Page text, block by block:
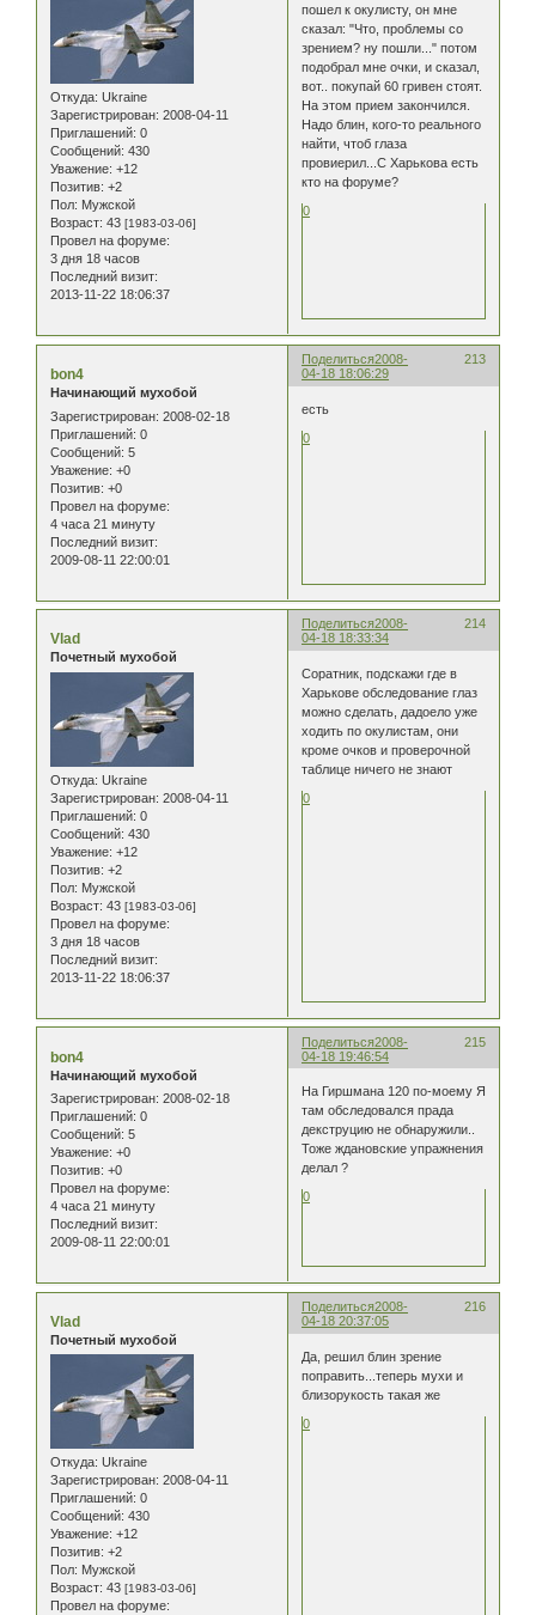
Откуда: Ukraine
Зарегистрирован: 2008-04-11
Приглашений: 0
Сообщений: 430
Уважение: +12
Позитив: +2
Пол: Мужской
Возраст: 43 [1983-03-06]
Провел на форуме:
3 дня 18 часов
Последний визит:
2013-11-22 18:06:37
пошел к окулисту, он мне
сказал: "Что, проблемы со
зрением? ну пошли..." потом
подобрал мне очки, и сказал,
вот.. покупай 60 гривен стоят.
На этом прием закончился.
Надо блин, кого-то реального
найти, чтоб глаза
провиерил...С Харькова есть
кто на форуме?
0
Поделиться 213
2008-
04-18 18:06:29
bon4
Начинающий мухобой
Зарегистрирован: 2008-02-18
Приглашений: 0
Сообщений: 5
Уважение: +0
Позитив: +0
Провел на форуме:
4 часа 21 минуту
Последний визит:
2009-08-11 22:00:01
есть
0
Поделиться 214
2008-
04-18 18:33:34
Vlad
Почетный мухобой
Откуда: Ukraine
Зарегистрирован: 2008-04-11
Приглашений: 0
Сообщений: 430
Уважение: +12
Позитив: +2
Пол: Мужской
Возраст: 43 [1983-03-06]
Провел на форуме:
3 дня 18 часов
Последний визит:
2013-11-22 18:06:37
Соратник, подскажи где в
Харькове обследование глаз
можно сделать, дадоело уже
ходить по окулистам, они
кроме очков и проверочной
таблице ничего не знают
0
Поделиться 215
2008-
04-18 19:46:54
bon4
Начинающий мухобой
Зарегистрирован: 2008-02-18
Приглашений: 0
Сообщений: 5
Уважение: +0
Позитив: +0
Провел на форуме:
4 часа 21 минуту
Последний визит:
2009-08-11 22:00:01
На Гиршмана 120 по-моему Я
там обследовался прада
декструцию не обнаружили..
Тоже ждановские упражнения
делал ?
0
Поделиться 216
2008-
04-18 20:37:05
Vlad
Почетный мухобой
Откуда: Ukraine
Зарегистрирован: 2008-04-11
Приглашений: 0
Сообщений: 430
Уважение: +12
Позитив: +2
Пол: Мужской
Возраст: 43 [1983-03-06]
Провел на форуме:
Да, решил блин зрение
поправить...теперь мухи и
близорукость такая же
0